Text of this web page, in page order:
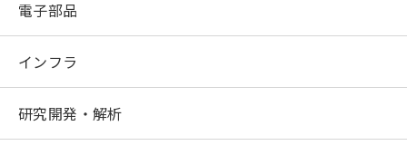
電子部品
インフラ
研究開発・解析